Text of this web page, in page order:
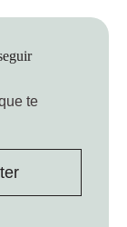
te